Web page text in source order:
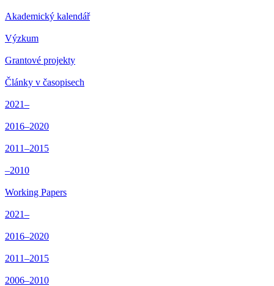
Akademický kalendář
Výzkum
Grantové projekty
Články v časopisech
2021–
2016–2020
2011–2015
–2010
Working Papers
2021–
2016–2020
2011–2015
2006–2010